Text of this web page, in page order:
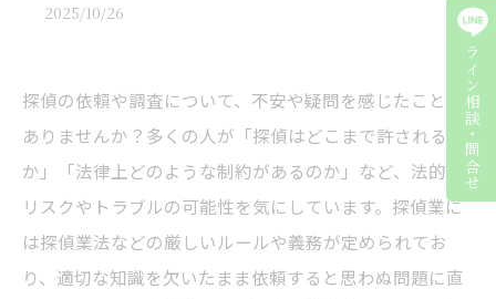
2025/10/26
探偵の依頼や調査について、不安や疑問を感じたことは
ありませんか？多くの人が「探偵はどこまで許されるの
か」「法律上どのような制約があるのか」など、法的な
リスクやトラブルの可能性を気にしています。探偵業に
は探偵業法などの厳しいルールや義務が定められてお
り、適切な知識を欠いたまま依頼すると思わぬ問題に直
ライン相談・問合せ